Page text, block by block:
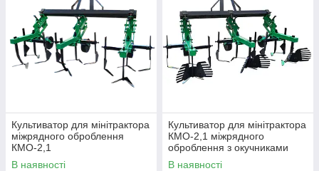
Культиватор для мінітрактора
міжрядного оброблення
КМО-2,1
В наявності
Культиватор для мінітрактора
КМО-2,1 міжрядного
оброблення з окучниками
В наявності